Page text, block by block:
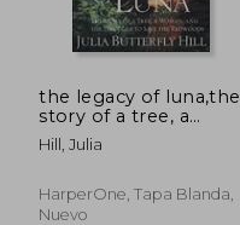
the legacy of luna,the
story of a tree, a
woman, and the
struggle to save the
Hill, Julia
HarperOne, Tapa Blanda,
Nuevo